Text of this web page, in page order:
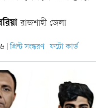
রাজশাহী জেলা
প্রিন্ট সংস্করণ ফটো কার্ড